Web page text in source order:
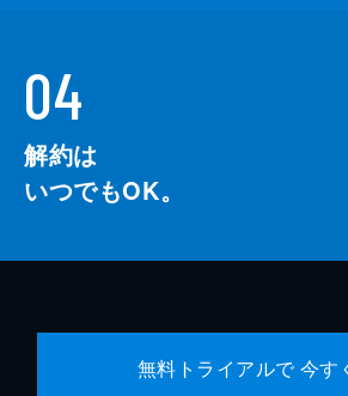
04
解約は
いつでもOK。
無料トライアルで 今す